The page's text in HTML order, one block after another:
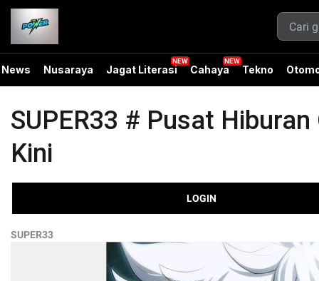
News Nusaraya Jagat Literasi Cahaya Tekno
SUPER33 # Pusat
Kini
LOGIN
SUPER33